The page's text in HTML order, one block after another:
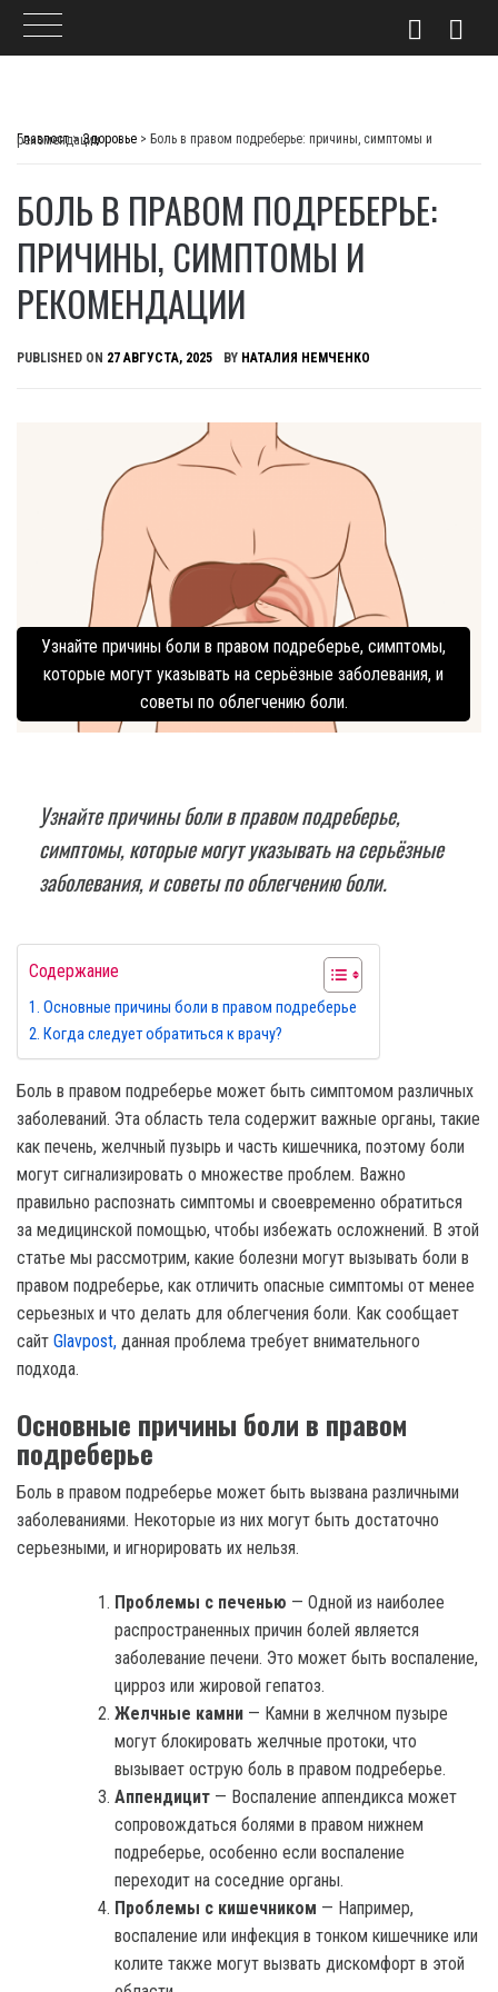
Главпост>Здоровье >
Боль в правом подреберье: причины, симптомы и рекомендации
БОЛЬ В ПРАВОМ ПОДРЕБЕРЬЕ:
ПРИЧИНЫ, СИМПТОМЫ И
РЕКОМЕНДАЦИИ
PUBLISHED ON 27 АВГУСТА, 2025 BY НАТАЛИЯ НЕМЧЕНКО
Узнайте причины боли в правом подреберье, симптомы,
которые могут указывать на серьёзные заболевания, и
советы по облегчению боли.
Узнайте причины боли в правом подреберье,
симптомы, которые могут указывать на серьёзные
заболевания, и советы по облегчению боли.
Содержание
Основные причины боли в правом подреберье
Когда следует обратиться к врачу?
Боль в правом подреберье может быть симптомом различных
заболеваний. Эта область тела содержит важные органы, такие
как печень, желчный пузырь и часть кишечника, поэтому боли
могут сигнализировать о множестве проблем. Важно
правильно распознать симптомы и своевременно обратиться
за медицинской помощью, чтобы избежать осложнений. В этой
статье мы рассмотрим, какие болезни могут вызывать боли в
правом подреберье, как отличить опасные симптомы от менее
серьезных и что делать для облегчения боли. Как сообщает
сайт Glavpost, данная проблема требует внимательного
подхода.
Основные причины боли в правом
подреберье
Боль в правом подреберье может быть вызвана различными
заболеваниями. Некоторые из них могут быть достаточно
серьезными, и игнорировать их нельзя.
Проблемы с печенью — Одной из наиболее
распространенных причин болей является
заболевание печени. Это может быть воспаление,
цирроз или жировой гепатоз.
Желчные камни — Камни в желчном пузыре
могут блокировать желчные протоки, что
вызывает острую боль в правом подреберье.
Аппендицит — Воспаление аппендикса может
сопровождаться болями в правом нижнем
подреберье, особенно если воспаление
переходит на соседние органы.
Проблемы с кишечником — Например,
воспаление или инфекция в тонком кишечнике или
колите также могут вызвать дискомфорт в этой